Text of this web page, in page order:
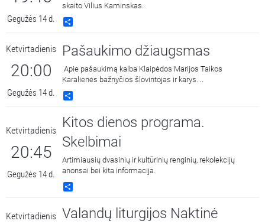
Gegužės 14 d.
skaito Vilius Kaminskas.
Ketvirtadienis
20:00
Gegužės 14 d.
Pašaukimo džiaugsmas
Apie pašaukimą kalba Klaipėdos Marijos Taikos
Karalienės bažnyčios šlovintojas ir karys
Justinas Alšauskas. Kalbina Kotryna Mauliūtė.
Ketvirtadienis
20:45
Gegužės 14 d.
Kitos dienos programa.
Skelbimai
Artimiausių dvasinių ir kultūrinių renginių, rekolekcijų
anonsai bei kita informacija.
Ketvirtadienis Valandų liturgijos Naktinė